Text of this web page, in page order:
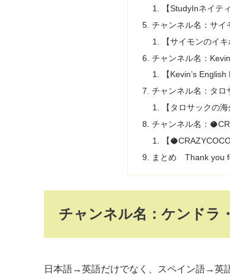
【StudyInネイテ
チャンネル名：サイ
【サイモンのイ
チャンネル名：
【Kevin’s
チャンネル名：タロ
【タロサックの
チャンネル名：
【
まとめ Thank you
チャンネル名：ケンドラ
日本語→英語だけでなく、スペイン語→英